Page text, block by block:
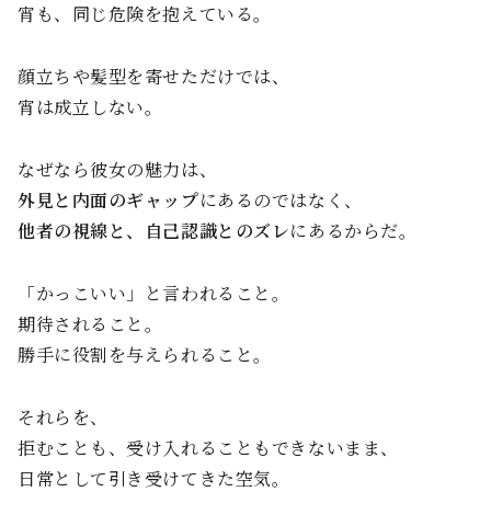
宵も、同じ危険を抱えている。
顔立ちや髪型を寄せただけでは、
宵は成立しない。
なぜなら彼女の魅力は、
外見と内面のギャップにあるのではなく、
他者の視線と、自己認識とのズレにあるからだ。
「かっこいい」と言われること。
期待されること。
勝手に役割を与えられること。
それらを、
拒むことも、受け入れることもできないまま、
日常として引き受けてきた空気。